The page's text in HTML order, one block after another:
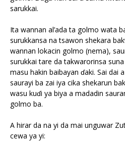
sarukkai.
Ita wannan al’ada ta golmo wata
surukkansa na tsawon shekara
wannan lokacin golmo (nema),
surukkai tare da takwarorinsa
masu hakin baibayan ɗaki. Sai dai
saurayi ba zai iya cika shekarun
wasu kuɗi ya biya a madadin
golmo ba.
A hirar da na yi da mai unguwar
cewa ya yi: